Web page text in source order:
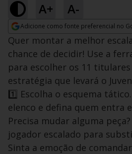
A+ A-
Adicione como fonte preferencial no
Opens in new window
Quer montar a melhor
chance de decidir! Use a
para escolher os 11
estratégia que levará o
1️⃣ Escolha o esquema
elenco e defina quem entra
Precisa mudar alguma
jogador escalado para
Sinta a emoção de